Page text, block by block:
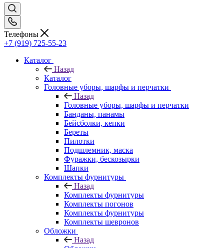
Телефоны
+7 (919) 725-55-23
Каталог
Назад
Каталог
Головные уборы, шарфы и перчатки
Назад
Головные уборы, шарфы и перчатки
Банданы, панамы
Бейсболки, кепки
Береты
Пилотки
Подшлемник, маска
Фуражки, бескозырки
Шапки
Комплекты фурнитуры
Назад
Комплекты фурнитуры
Комплекты погонов
Комплекты фурнитуры
Комплекты шевронов
Обложки
Назад